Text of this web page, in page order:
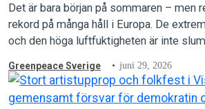
Det är bara början på sommaren – men
rekord på många håll i Europa. De
och den höga luftfuktigheten är inte
Greenpeace Sverige juni 29, 2026